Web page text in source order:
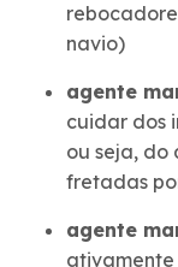
navio)
agente
cuidar dos
ou seja, do
fretadas
agente
ativamente